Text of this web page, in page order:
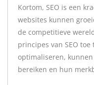
Kortom, SEO is een
websites kunnen
de competitieve
principes van SEO
optimaliseren,
bereiken en hun